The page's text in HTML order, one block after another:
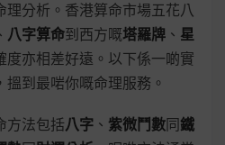
理分析。香港算命市場五花八
八字算命到西方嘅塔羅牌 、 星
度亦相差好遠。以下係一啲實
到最啱你嘅命理服務。
方法包括八字 、 紫微鬥數同鐵